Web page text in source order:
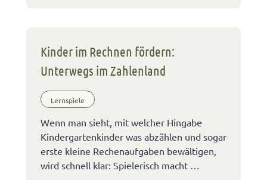
Kinder im Rechnen fördern:
Unterwegs im Zahlenland
Lernspiele
Wenn man sieht, mit welcher Hingabe
Kindergartenkinder was abzählen und sogar
erste kleine Rechenaufgaben bewältigen,
wird schnell klar: Spielerisch macht …